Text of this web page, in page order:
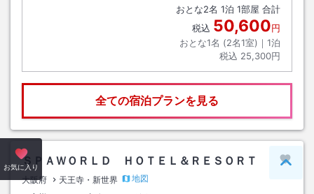
おとな2名 1泊 1部屋 合計
税込 50,600円
おとな1名 (2名1室)｜ 1泊
税込 25,300円
全ての宿泊プランを見る
ＳＰＡＷＯＲＬＤ ＨＯＴＥＬ＆ＲＥＳＯＲＴ
大阪府 天王寺・新世界
地図
お気に入り ペー